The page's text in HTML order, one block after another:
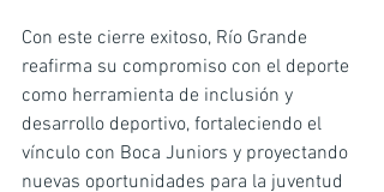
Con este cierre exitoso, Río Grande
reafirma su compromiso con el deporte
como herramienta de inclusión y
desarrollo deportivo, fortaleciendo el
vínculo con Boca Juniors y proyectando
nuevas oportunidades para la juventud